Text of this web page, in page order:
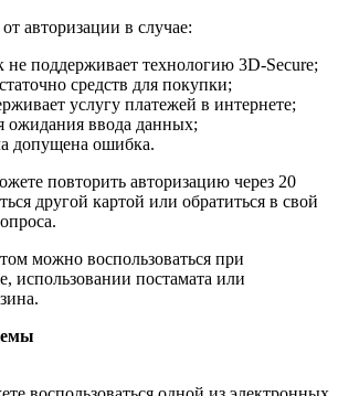
авторизации в случае:
не поддерживает технологию 3D-Secure;
средств для покупки;
услугу платежей в интернете;
ожидания ввода данных;
допущена ошибка.
повторить авторизацию через 20
другой картой или обратиться в свой
можно воспользоваться при
использовании постамата или